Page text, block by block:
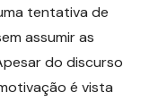
tentativa de
assumir as
do discurso
é vista